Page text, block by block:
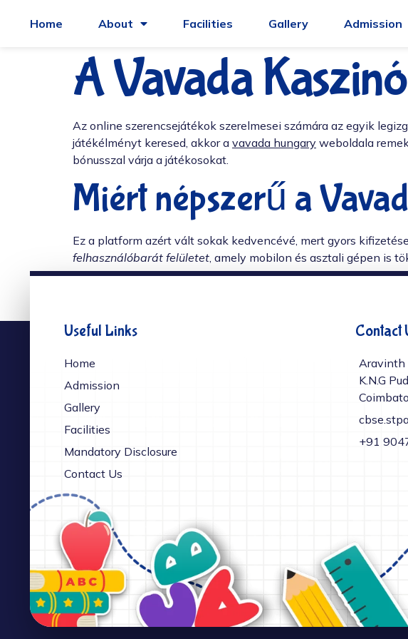
Home About Facilities Gallery Admission
A Vavada
Az online szerencsejátékok szerelmesei számára az egyik
játékélményt keresed, akkor a vavada hungary weboldala
bónusszal várja a játékosokat.
Miért népszerű a
Ez a platform azért vált sokak kedvencévé, mert gyors
felhasználóbarát felületet, amely mobilon és asztali gépen is
Useful Links
Home
Admission
Gallery
Facilities
Mandatory Disclosure
Contact Us
Contact
Aravinth
K.N.G
+91